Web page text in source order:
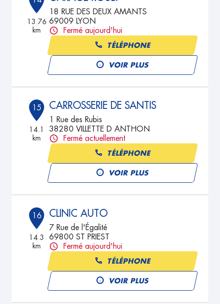
13.76
km
18 RUE DES DEUX AMANTS
69009 LYON
Fermé aujourd'hui
TÉLÉPHONE
VOIR PLUS
15
14.1
km
CARROSSERIE DE SANTIS
1 Rue des Rubis
38280 VILLETTE D ANTHON
Fermé actuellement
TÉLÉPHONE
VOIR PLUS
16
14.3
km
CLINIC AUTO
7 Rue de l'Égalité
69800 ST PRIEST
Fermé aujourd'hui
TÉLÉPHONE
VOIR PLUS